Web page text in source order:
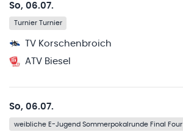
So, 06.07.
Turnier Turnier
TV Korschenbroich
ATV Biesel
So, 06.07.
weibliche E-Jugend Sommerpokalrunde Final Four